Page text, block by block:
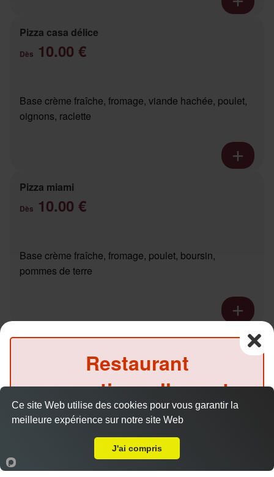
Pizza casa délice
Dès 10.00 €
Base crème fraîche, fromage, viande hachée, poulet,
oignons, raclette
Pizza miami
Dès 10.00 €
Base crème fraîche, fromage, poulet, boursin,
pommes de terre
Pizza pacific
Base crème fraîche, fromage, saumon fumé
Accueil Panier Compte
Restaurant
exceptionnellement
fermé ce midi
(Précommande possible)
Ce site Web utilise des cookies pour vous garantir la
meilleure expérience sur notre site Web
J'ai compris